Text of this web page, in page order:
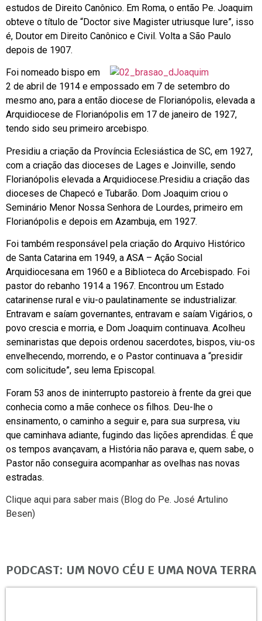
estudos de Direito Canônico. Em Roma, o então Pe. Joaquim
obteve o título de “Doctor sive Magister utriusque Iure”, isso
é, Doutor em Direito Canônico e Civil. Volta a São Paulo
depois de 1907.
Foi nomeado bispo em
2 de abril de 1914 e empossado em 7 de setembro do
mesmo ano, para a então diocese de Florianópolis, elevada a
Arquidiocese de Florianópolis em 17 de janeiro de 1927,
tendo sido seu primeiro arcebispo.
Presidiu a criação da Província Eclesiástica de SC, em 1927,
com a criação das dioceses de Lages e Joinville, sendo
Florianópolis elevada a Arquidiocese.Presidiu a criação das
dioceses de Chapecó e Tubarão. Dom Joaquim criou o
Seminário Menor Nossa Senhora de Lourdes, primeiro em
Florianópolis e depois em Azambuja, em 1927.
Foi também responsável pela criação do Arquivo Histórico
de Santa Catarina em 1949, a ASA – Ação Social
Arquidiocesana em 1960 e a Biblioteca do Arcebispado. Foi
pastor do rebanho 1914 a 1967. Encontrou um Estado
catarinense rural e viu-o paulatinamente se industrializar.
Entravam e saíam governantes, entravam e saíam Vigários, o
povo crescia e mor­ria, e Dom Joaquim continuava. Acolheu
seminaristas que depois ordenou sacerdotes, bispos, viu-os
envelhecendo, morrendo, e o Pastor continuava a “presidir
com solicitude”, seu lema Episcopal.
Foram 53 anos de ininterrupto pastoreio à frente da grei que
conhecia como a mãe conhece os filhos. Deu-lhe o
ensinamento, o caminho a seguir e, para sua surpresa, viu
que caminhava adiante, fugindo das lições aprendidas. É que
os tempos avançavam, a História não parava e, quem sabe, o
Pastor não conseguira acompanhar as ovelhas nas novas
estradas.
Clique aqui para saber mais (Blog do Pe. José Artulino
Besen)
PODCAST: UM NOVO CÉU E UMA NOVA TERRA